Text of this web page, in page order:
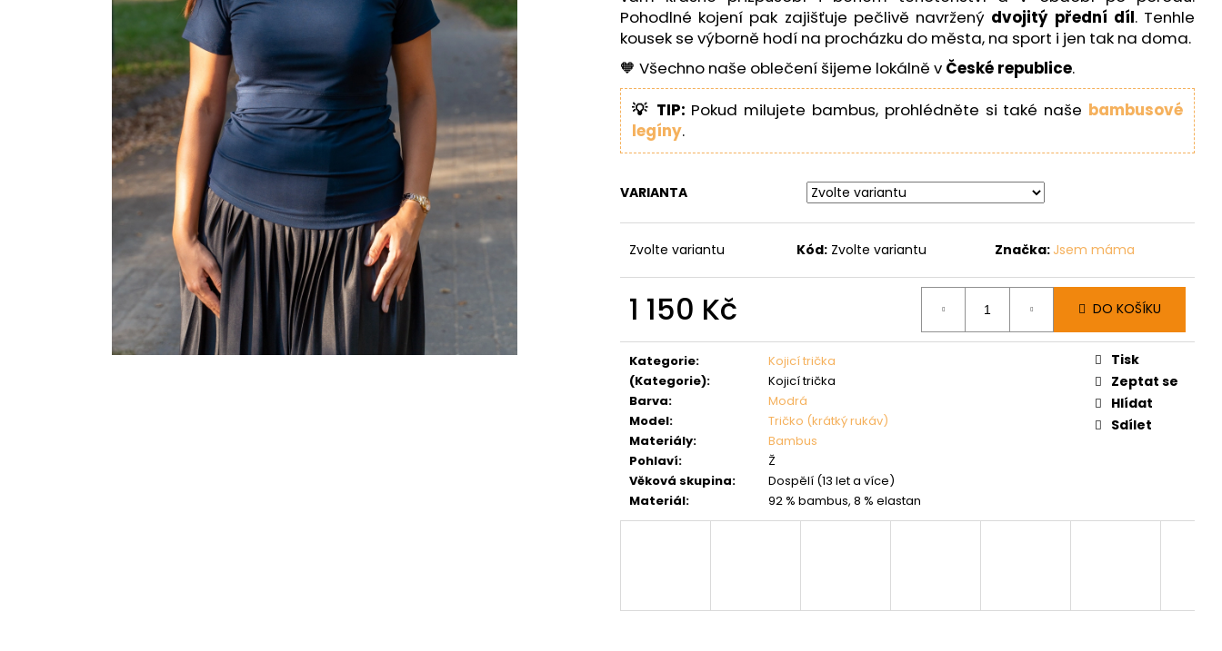
Pohodlné kojení pak zajišťuje pečlivě navržený dvojitý přední díl. Tenhle
kousek se výborně hodí na procházku do města, na sport i jen tak na doma.
🧡 Všechno naše oblečení šijeme lokálně v České republice.
💡 TIP: Pokud milujete bambus, prohlédněte si také naše bambusové
legíny.
VARIANTA
Zvolte variantu Kód: Zvolte variantu Značka: Jsem máma
1 150 Kč
cena:
DO KOŠÍKU
Kategorie:
Kojicí trička
(Kategorie):
Kojicí trička
Barva:
Modrá
Model:
Tričko (krátký rukáv)
Materiály:
Bambus
Pohlaví:
Ž
Věková skupina:
Dospělí (13 let a více)
Materiál: 92 % bambus, 8 % elastan
Tisk
Zeptat se
Hlídat
Sdílet